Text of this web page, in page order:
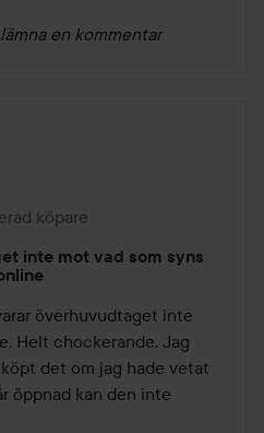
en kommentar
8 månader
köpare
inte mot vad som syns
överhuvudtaget inte
Helt chockerande. Jag
det om jag hade vetat
öppnad kan den inte